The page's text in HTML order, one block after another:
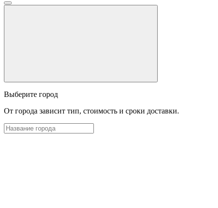
Выберите город
От города зависит тип, стоимость и сроки доставки.